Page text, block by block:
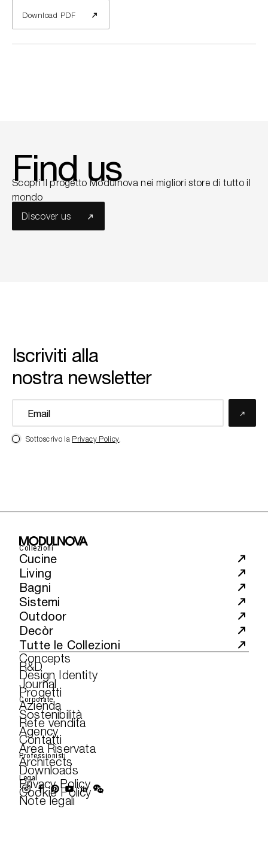
Download PDF
Find us
Scopri il progetto Modulnova nei migliori store di tutto il
mondo
Discover us
Iscriviti alla
nostra newsletter
Sottoscrivo la Privacy Policy.
Collezioni
Cucine
Living
Bagni
Sistemi
Outdoor
Decòr
Tutte le Collezioni
Concepts
R&D
Design Identity
Journal
Progetti
Corporate
Azienda
Sostenibilità
Rete vendita
Agency
Contatti
Area Riservata
Professionisti
Architects
Downloads
Legal
Privacy Policy
Cookie Policy
Note legali